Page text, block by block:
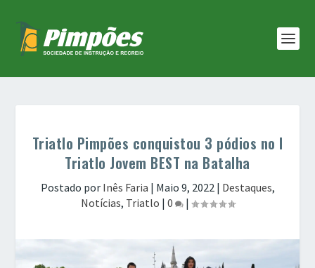
Triatlo Pimpões conquistou 3 pódios no I
Triatlo Jovem BEST na Batalha
Postado por Inês Faria | Maio 9, 2022| Destaques,
Notícias, Triatlo | 0 |